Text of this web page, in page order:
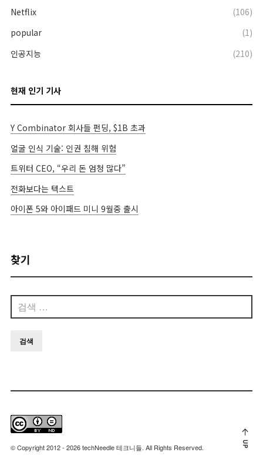
Netflix
(106)
popular
(1)
인공지능
(210)
현재 인기 기사
Y Combinator 회사들 펀딩, $1B 초과
얼굴 인식 기술: 인권 침해 위험
트위터 CEO, “우리 돈 엄청 많다”
전화보다는 텍스트
아이폰 5와 아이패드 미니 9월중 출시
찾기
색:
© Copyright 2012 - 2026 techNeedle 테크니들. All Rights Reserved. UP